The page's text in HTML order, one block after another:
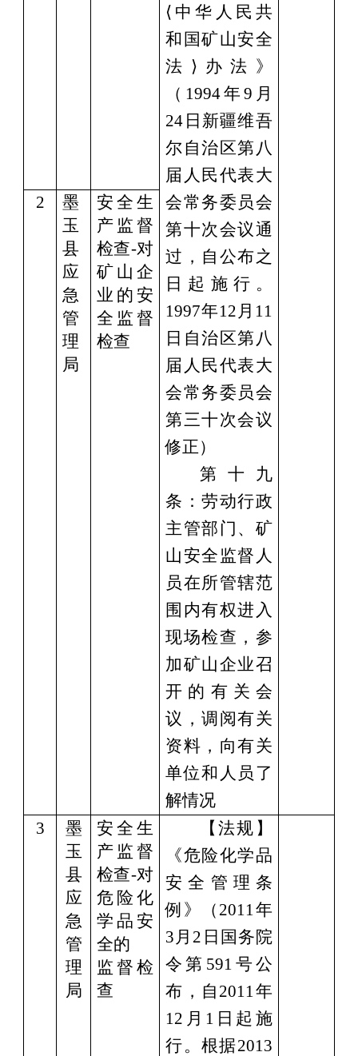
⟨中华人民共
和国矿山安全
法⟩办法》
（1994年9月
24日新疆维吾
尔自治区第八
届人民代表大
会常务委员会
第十次会议通
过，自公布之
日起施⾏。
1997年12月11
日自治区第八
届人民代表大
会常务委员会
第三十次会议
修正）
第十九
条：劳动行政
主管部门、矿
山安全监督⼈
员在所管辖范
围内有权进入
现场检查，参
加矿山企业召
开的有关会
议，调阅有关
资料，向有关
单位和人员了
解情况
2
墨
玉
县
应
急
管
理
局
安全生
产监督
检查-对
矿山企
业的安
全监督
检查
3
墨
玉
县
应
急
管
理
局
安全生
产监督
检查-对
危险化
学品安
全的
监督检
查
【法规】
《危险化学品
安全管理条
例》（ 2011年
3月2日国务院
令第591号公
布，自2011年
12月1日起施
行。根据2013